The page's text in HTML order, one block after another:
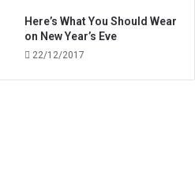
Here’s What You Should Wear
on New Year’s Eve
22/12/2017